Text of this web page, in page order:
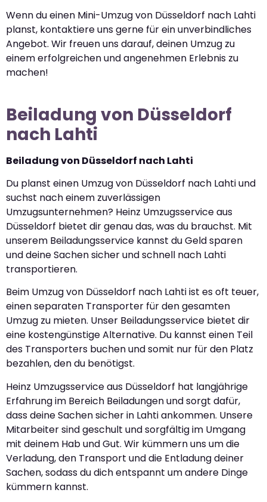
Wenn du einen Mini-Umzug von Düsseldorf nach Lahti
planst, kontaktiere uns gerne für ein unverbindliches
Angebot. Wir freuen uns darauf, deinen Umzug zu
einem erfolgreichen und angenehmen Erlebnis zu
machen!
Beiladung von Düsseldorf
nach Lahti
Beiladung von Düsseldorf nach Lahti
Du planst einen Umzug von Düsseldorf nach Lahti und
suchst nach einem zuverlässigen
Umzugsunternehmen? Heinz Umzugsservice aus
Düsseldorf bietet dir genau das, was du brauchst. Mit
unserem Beiladungsservice kannst du Geld sparen
und deine Sachen sicher und schnell nach Lahti
transportieren.
Beim Umzug von Düsseldorf nach Lahti ist es oft teuer,
einen separaten Transporter für den gesamten
Umzug zu mieten. Unser Beiladungsservice bietet dir
eine kostengünstige Alternative. Du kannst einen Teil
des Transporters buchen und somit nur für den Platz
bezahlen, den du benötigst.
Heinz Umzugsservice aus Düsseldorf hat langjährige
Erfahrung im Bereich Beiladungen und sorgt dafür,
dass deine Sachen sicher in Lahti ankommen. Unsere
Mitarbeiter sind geschult und sorgfältig im Umgang
mit deinem Hab und Gut. Wir kümmern uns um die
Verladung, den Transport und die Entladung deiner
Sachen, sodass du dich entspannt um andere Dinge
kümmern kannst.